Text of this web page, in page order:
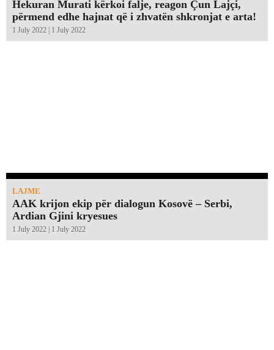
Hekuran Murati kërkoi falje, reagon Çun Lajçi,
përmend edhe hajnat që i zhvatën shkronjat e arta!￼
1 July 2022 | 1 July 2022
LAJME
AAK krijon ekip për dialogun Kosovë – Serbi,
Ardian Gjini kryesues
1 July 2022 | 1 July 2022